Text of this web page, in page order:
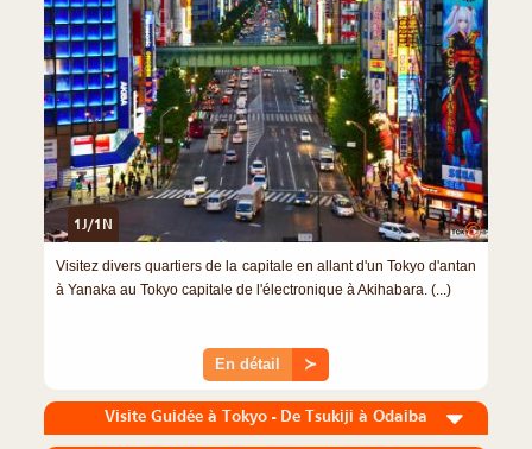
1J/1N ©
Visitez divers quartiers de la capitale en allant d'un Tokyo d'antan
à Yanaka au Tokyo capitale de l'électronique à Akihabara. (...)
En détail ≻
Visite Guidée à Tokyo - De Tsukiji à Odaiba